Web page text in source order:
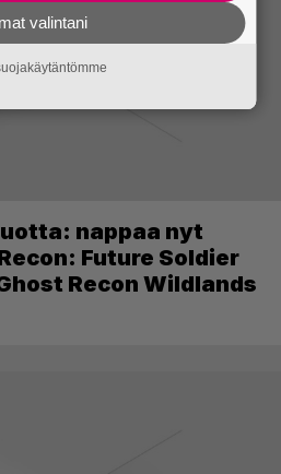
nappaa nyt
Future Soldier
Recon Wildlands
valintani